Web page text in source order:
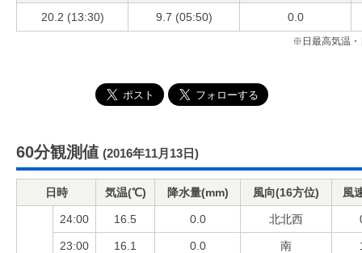
20.2 (13:30) 9.7 (05:50) 0.0
※日最高気温・
60分観測値 (2016年11月13日)
日時 気温(℃) 降水量(mm) 風向(16方位) 風
24:00 16.5 0.0 北北西
23:00 16.1 0.0 南